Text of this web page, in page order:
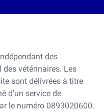
des
des vétérinaires. Les
sont délivrées à titre
d’un service de
le numéro 0893020600.